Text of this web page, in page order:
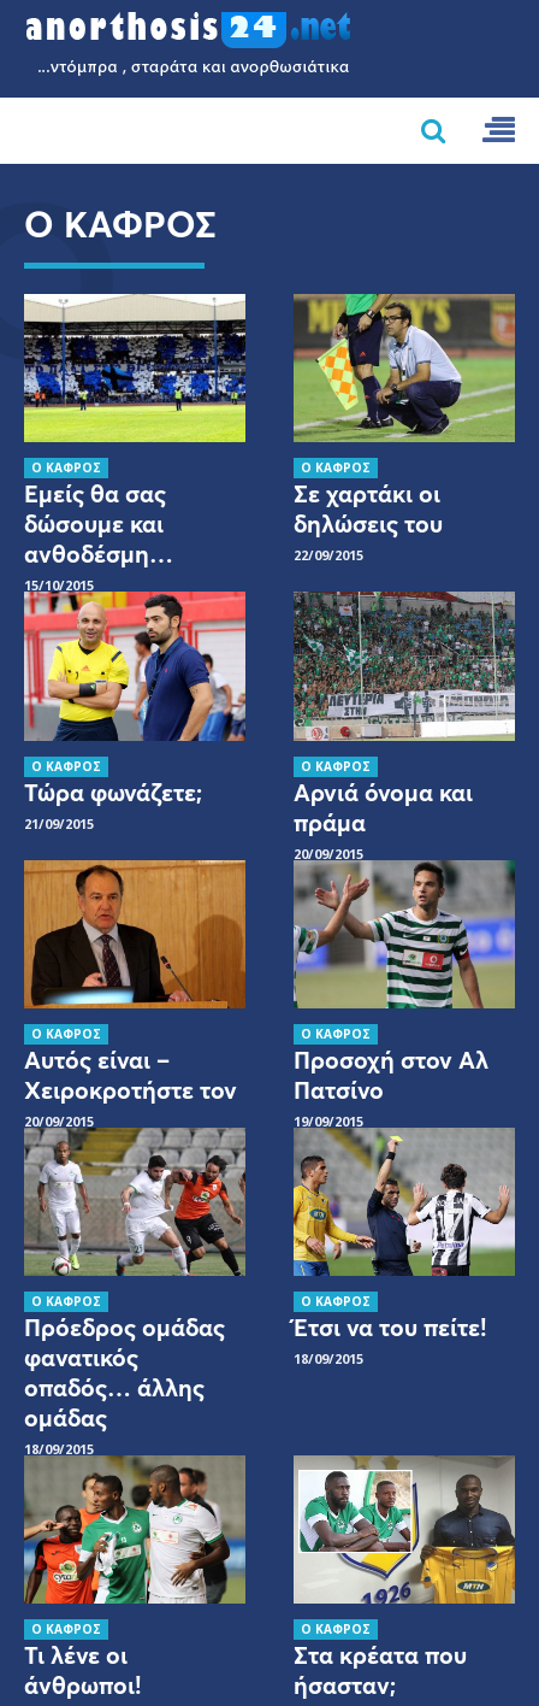
Ο ΚΑΦΡΟΣ
Ο ΚΑΦΡΟΣ
Εμείς θα σας
δώσουμε και
ανθοδέσμη…
15/10/2015
Ο ΚΑΦΡΟΣ
Σε χαρτάκι οι
δηλώσεις του
22/09/2015
Ο ΚΑΦΡΟΣ
Τώρα φωνάζετε;
21/09/2015
Ο ΚΑΦΡΟΣ
Αρνιά όνομα και
πράμα
20/09/2015
Ο ΚΑΦΡΟΣ
Αυτός είναι –
Χειροκροτήστε τον
20/09/2015
Ο ΚΑΦΡΟΣ
Προσοχή στον Αλ
Πατσίνο
19/09/2015
Ο ΚΑΦΡΟΣ
Πρόεδρος ομάδας
φανατικός
οπαδός… άλλης
ομάδας
18/09/2015
Ο ΚΑΦΡΟΣ
Έτσι να του πείτε!
18/09/2015
Ο ΚΑΦΡΟΣ
Τι λένε οι
άνθρωποι!
Ο ΚΑΦΡΟΣ
Στα κρέατα που
ήσασταν;